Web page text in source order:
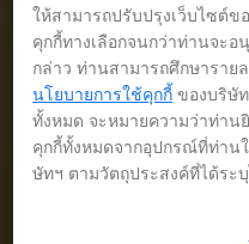
ให้สามารถปรับปรุงเว็บไซต์ข
คุกกี้ทางเลือกจนกว่าท่านจะอ
กล่าว ท่านสามารถศึกษาราย
นโยบายการใช้คุกกี้ ของบริษั
ทั้งหมด จะหมายความว่าท่า
คุกกี้ทั้งหมดจากอุปกรณ์ที่ท่าน
ษัทฯ ตามวัตถุประสงค์ที่ได้ระ